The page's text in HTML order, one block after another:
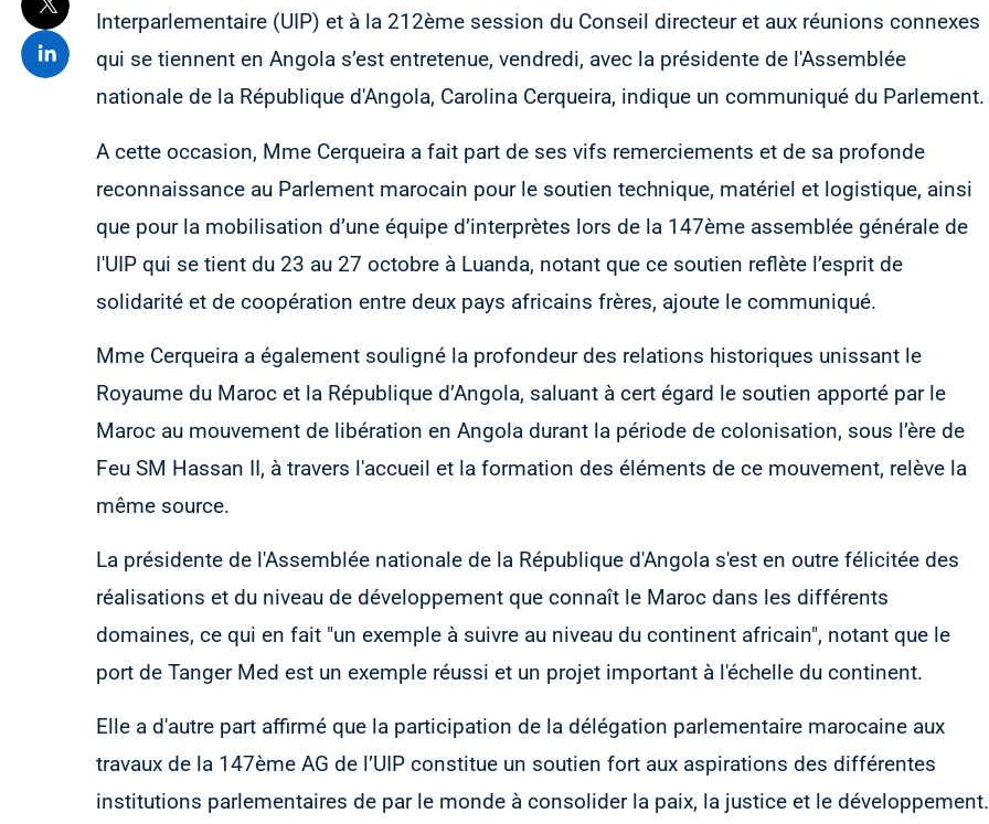
Interparlementaire (UIP) et à la 212ème session du Conseil directeur et aux réunions connexes
qui se tiennent en Angola s’est entretenue, vendredi, avec la présidente de l'Assemblée
nationale de la République d'Angola, Carolina Cerqueira, indique un communiqué du Parlement.
A cette occasion, Mme Cerqueira a fait part de ses vifs remerciements et de sa profonde
reconnaissance au Parlement marocain pour le soutien technique, matériel et logistique, ainsi
que pour la mobilisation d’une équipe d’interprètes lors de la 147ème assemblée générale de
l'UIP qui se tient du 23 au 27 octobre à Luanda, notant que ce soutien reflète l’esprit de
solidarité et de coopération entre deux pays africains frères, ajoute le communiqué.
Mme Cerqueira a également souligné la profondeur des relations historiques unissant le
Royaume du Maroc et la République d’Angola, saluant à cert égard le soutien apporté par le
Maroc au mouvement de libération en Angola durant la période de colonisation, sous l’ère de
Feu SM Hassan II, à travers l'accueil et la formation des éléments de ce mouvement, relève la
même source.
La présidente de l'Assemblée nationale de la République d'Angola s'est en outre félicitée des
réalisations et du niveau de développement que connaît le Maroc dans les différents
domaines, ce qui en fait "un exemple à suivre au niveau du continent africain", notant que le
port de Tanger Med est un exemple réussi et un projet important à l'échelle du continent.
Elle a d'autre part affirmé que la participation de la délégation parlementaire marocaine aux
travaux de la 147ème AG de l’UIP constitue un soutien fort aux aspirations des différentes
institutions parlementaires de par le monde à consolider la paix, la justice et le développement.